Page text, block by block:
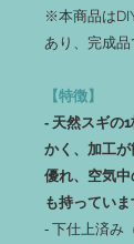
※本商品は
あり、完成品
【特徴】
‐ 天然スギの
かく、加工
優れ、空気
も持っていま
‐ 下仕上済み